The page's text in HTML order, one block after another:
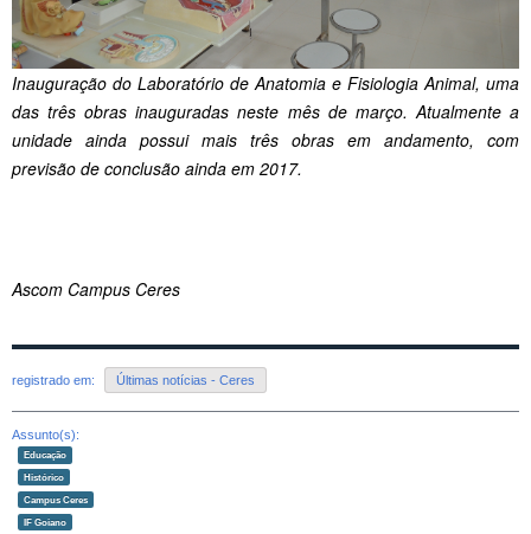
Inauguração do Laboratório de Anatomia e Fisiologia Animal, uma
das três obras inauguradas neste mês de março. Atualmente a
unidade ainda possui mais três obras em andamento, com
previsão de conclusão ainda em 2017.
Ascom Campus Ceres
registrado em: Últimas notícias - Ceres
Assunto(s):
Educação
Histórico
Campus Ceres
IF Goiano